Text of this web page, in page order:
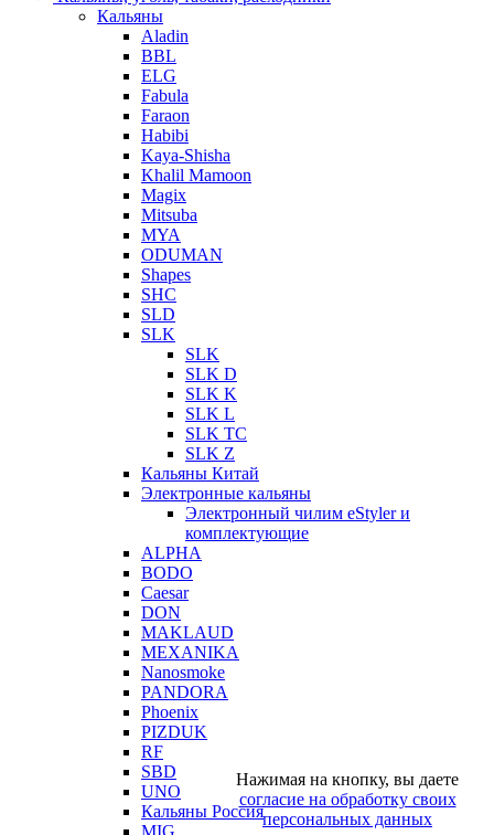
Нажимая на кнопку, вы даете
согласие на обработку своих
персональных данных
Кальяны
Aladin
BBL
ELG
Fabula
Faraon
Habibi
Kaya-Shisha
Khalil Mamoon
Magix
Mitsuba
MYA
ODUMAN
Shapes
SHC
SLD
SLK
SLK
SLK D
SLK K
SLK L
SLK TC
SLK Z
Кальяны Китай
Электронные кальяны
Электронный чилим eStyler и
комплектующие
ALPHA
BODO
Caesar
DON
MAKLAUD
MEXANIKA
Nanosmoke
PANDORA
Phoenix
PIZDUK
RF
SBD
UNO
Кальяны Россия
MIG